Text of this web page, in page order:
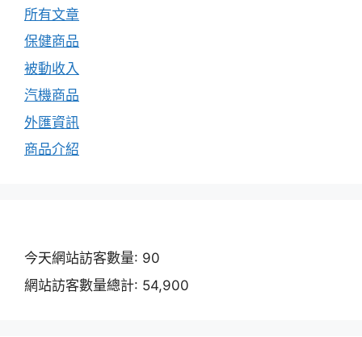
所有文章
保健商品
被動收入
汽機商品
外匯資訊
商品介紹
今天網站訪客數量: 90
網站訪客數量總計: 54,900